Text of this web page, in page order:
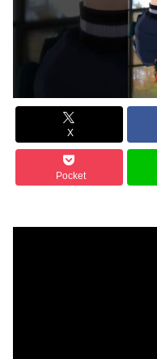
X
Pocket